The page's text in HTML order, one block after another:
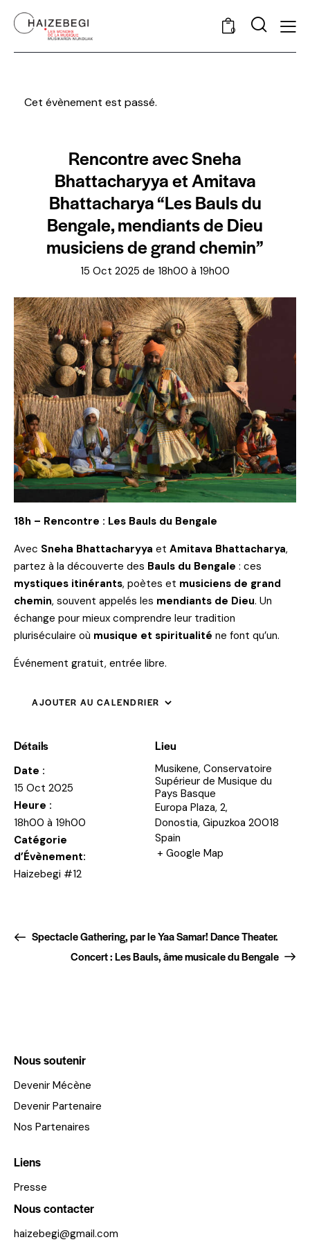
0
Cet évènement est passé.
Rencontre avec Sneha
Bhattacharyya et Amitava
Bhattacharya “Les Bauls du
Bengale, mendiants de Dieu
musiciens de grand chemin”
15 Oct 2025 de 18h00 à 19h00
18h – Rencontre : Les Bauls du Bengale
Avec Sneha Bhattacharyya et Amitava Bhattacharya,
partez à la découverte des Bauls du Bengale : ces
mystiques itinérants, poètes et musiciens de grand
chemin, souvent appelés les mendiants de Dieu. Un
échange pour mieux comprendre leur tradition
pluriséculaire où musique et spiritualité ne font qu’un.
Événement gratuit, entrée libre.
AJOUTER AU CALENDRIER
Détails
Date :
15 Oct 2025
Heure :
18h00 à 19h00
Catégorie
d’Évènement:
Haizebegi #12
Lieu
Musikene, Conservatoire
Supérieur de Musique du
Pays Basque
Europa Plaza, 2,
Donostia, Gipuzkoa 20018
Spain
+ Google Map
Spectacle Gathering, par le Yaa Samar! Dance Theater.
Concert : Les Bauls, âme musicale du Bengale
Nous soutenir
Devenir Mécène
Devenir Partenaire
Nos Partenaires
Liens
Presse
Nous contacter
haizebegi@gmail.com